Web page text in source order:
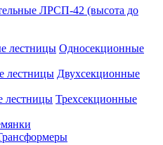
ЛРСП-42 (высота до
Односекционные
Двухсекционные
Трехсекционные